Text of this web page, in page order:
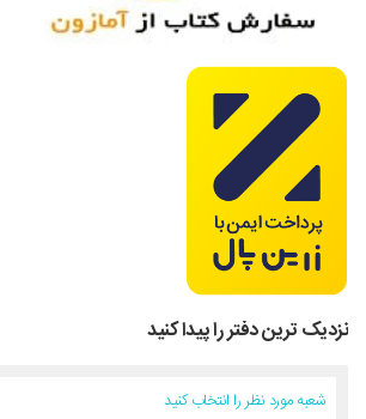
نزدیک ترین دفتر را پیدا کنید
شعبه مورد نظر را انتخاب کنید